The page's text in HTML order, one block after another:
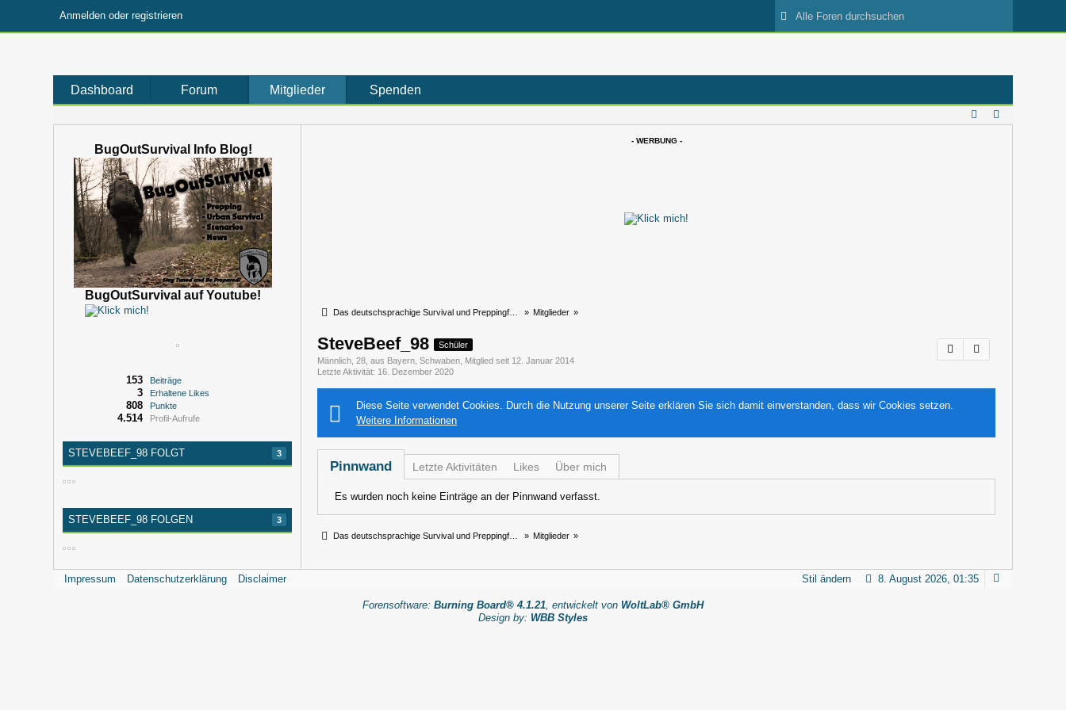
Anmelden oder registrieren
Dashboard Forum Mitglieder Spenden
BugOutSurvival Info Blog!
BugOutSurvival auf Youtube!
Beiträge
153
Erhaltene Likes
3
Punkte
808
Profil-Aufrufe
4.514
STEVEBEEF_98 FOLGT 3
STEVEBEEF_98 FOLGEN 3
- WERBUNG -
Das deutschsprachige Survival und Preppingforum » Mitglieder »
SteveBeef_98 Schüler
Männlich 28 aus Bayern, Schwaben Mitglied seit 12. Januar 2014
Letzte Aktivität 16. Dezember 2020
Diese Seite verwendet Cookies. Durch die Nutzung unserer Seite erklären Sie sich damit einverstanden, dass wir Cookies setzen.
Weitere Informationen
Pinnwand Letzte Aktivitäten Likes Über mich
Es wurden noch keine Einträge an der Pinnwand verfasst.
Das deutschsprachige Survival und Preppingforum » Mitglieder »
Impressum Datenschutzerklärung Disclaimer 8. August 2026, 01:35
Stil ändern
Forensoftware: Burning Board® 4.1.21, entwickelt von WoltLab® GmbH
Design by: WBB Styles